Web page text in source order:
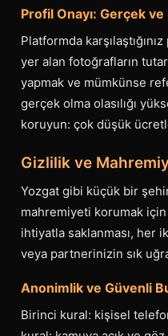
Profil Onayı: Gerçek
Platformda
yer alan fotoğrafların
yapmak ve mümkünse
gerçek olma olasılığı
koruyun: çok düşük
Gizlilik ve
Yozgat gibi küçük bir
mahremiyeti korumak için
ihtiyatla saklanması, her
veya partnerinizin sık
Anonimlik ve Güvenli
Birinci kural: kişisel